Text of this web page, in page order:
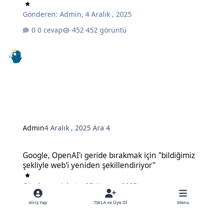
Gönderen:Admin,4 Aralık , 2025
0 cevap
452 görüntü
Admin4 Aralık , 2025Ara 4
Google, OpenAI'ı geride bırakmak için "bildiğimiz
şekliyle web'i yeniden şekillendiriyor"
Gönderen: Admin
25 Kasım , 2025
0 cevap
495 görüntü
Giriş Yap TIKLA ve Üye Ol Menu